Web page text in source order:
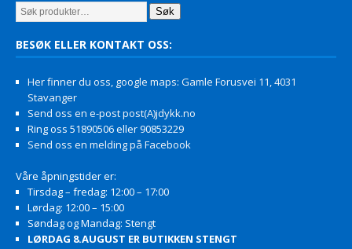
Søk
BESØK ELLER KONTAKT OSS:
Her finner du oss, google maps: Gamle Forusvei 11, 4031
Stavanger
Send oss en e-post post(A)jdykk.no
Ring oss 51890506 eller 90853229
Send oss en melding på Facebook
Våre åpningstider er:
Tirsdag – fredag: 12:00 – 17:00
Lørdag: 12:00 – 15:00
Søndag og Mandag: Stengt
LØRDAG 8.AUGUST ER BUTIKKEN STENGT